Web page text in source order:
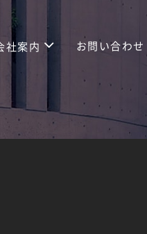
社案内 お問い合わせ